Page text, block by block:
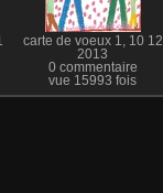
carte de voeux 1, 10 12
2013
0 commentaire
vue 15993 fois